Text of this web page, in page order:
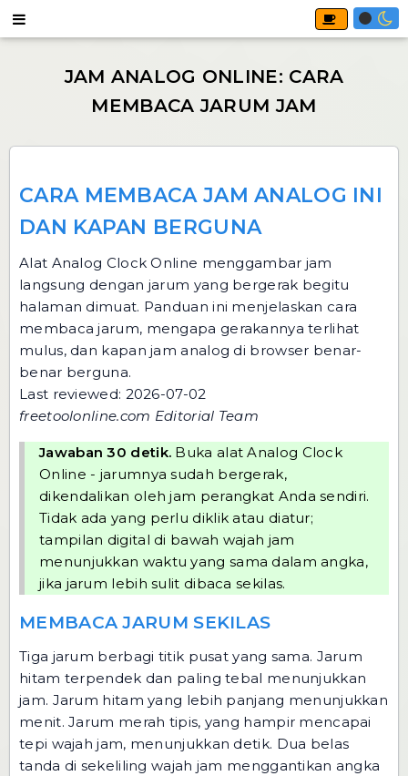
CARA MEMBACA JAM ANALOG INI
DAN KAPAN BERGUNA
Alat Analog Clock Online menggambar jam
langsung dengan jarum yang bergerak begitu
halaman dimuat. Panduan ini menjelaskan cara
membaca jarum, mengapa gerakannya terlihat
mulus, dan kapan jam analog di browser benar-
benar berguna.
Last reviewed: 2026-07-02
freetoolonline.com Editorial Team
Jawaban 30 detik. Buka alatAnalog Clock
Online - jarumnya sudah bergerak,
dikendalikan oleh jam perangkat Anda sendiri.
Tidak ada yang perlu diklik atau diatur;
tampilan digital di bawah wajah jam
menunjukkan waktu yang sama dalam angka,
jika jarum lebih sulit dibaca sekilas.
MEMBACA JARUM SEKILAS
Tiga jarum berbagi titik pusat yang sama. Jarum
hitam terpendek dan paling tebal menunjukkan
jam. Jarum hitam yang lebih panjang menunjukkan
menit. Jarum merah tipis, yang hampir mencapai
tepi wajah jam, menunjukkan detik. Dua belas
tanda di sekeliling wajah jam menggantikan angka